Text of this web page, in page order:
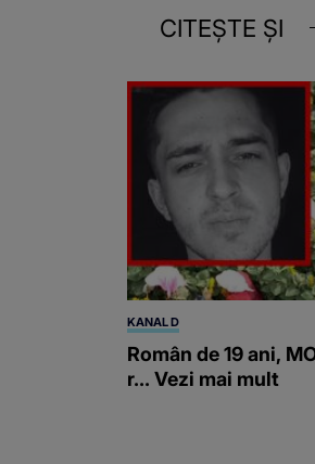
CITEȘTE ȘI
KANAL D
Român de 19 ani,
r... Vezi mai mult